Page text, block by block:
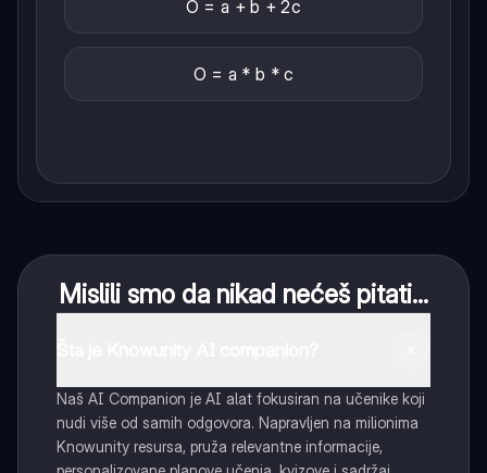
O = a + b + 2c
O = a * b * c
Mislili smo da nikad nećeš pitati...
Naš AI Companion je AI alat fokusiran na učenike koji
nudi više od samih odgovora. Napravljen na milionima
Knowunity resursa, pruža relevantne informacije,